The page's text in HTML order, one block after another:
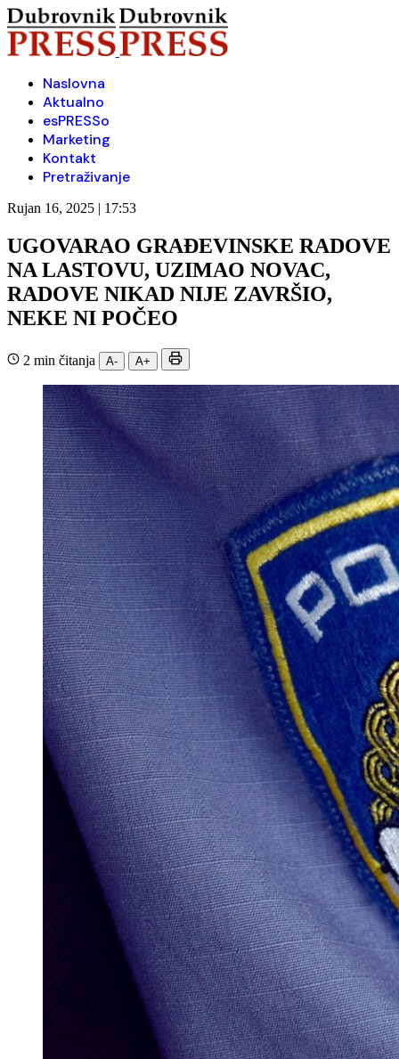
Naslovna
Aktualno
esPRESSo
Marketing
Kontakt
Pretraživanje
Rujan 16, 2025 | 17:53
UGOVARAO GRAĐEVINSKE RADOVE
NA LASTOVU, UZIMAO NOVAC,
RADOVE NIKAD NIJE ZAVRŠIO,
NEKE NI POČEO
2 min čitanja A- A+